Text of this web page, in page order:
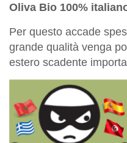
Oliva Bio 100%
Per questo accade
grande qualità venga
estero scadente